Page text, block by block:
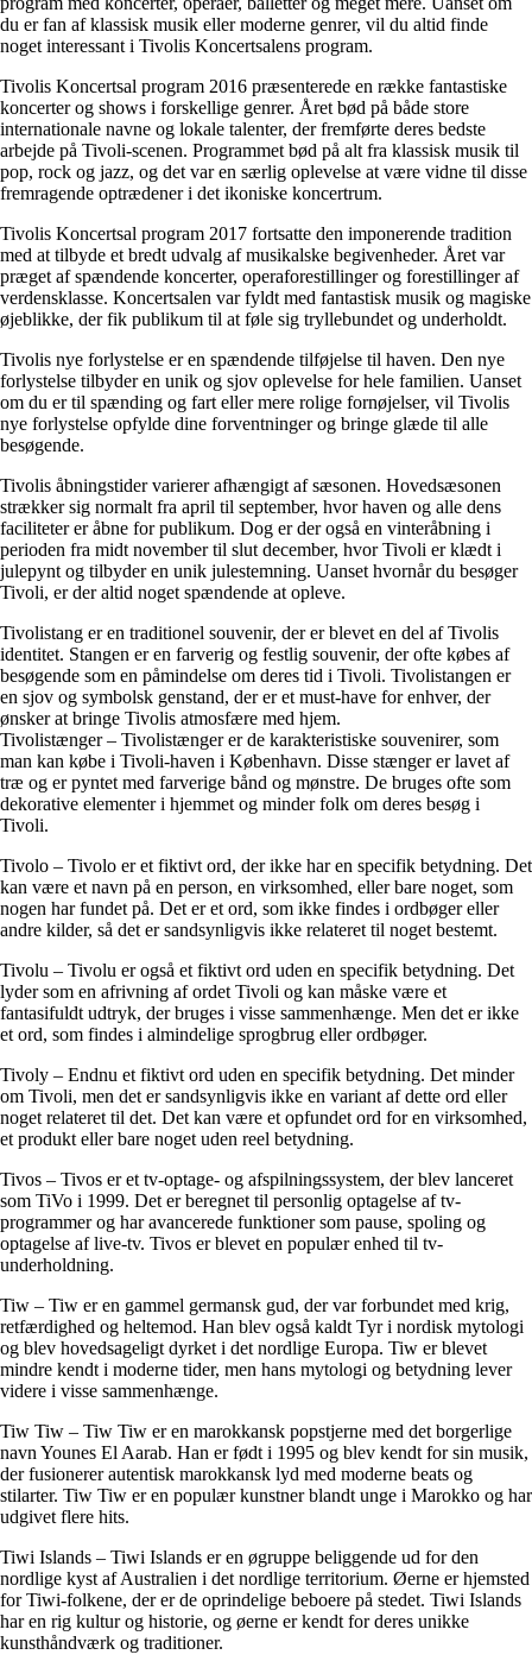
du er fan af klassisk musik eller moderne genrer, vil du altid finde
noget interessant i Tivolis Koncertsalens program.
Tivolis Koncertsal program 2016 præsenterede en række fantastiske
koncerter og shows i forskellige genrer. Året bød på både store
internationale navne og lokale talenter, der fremførte deres bedste
arbejde på Tivoli-scenen. Programmet bød på alt fra klassisk musik til
pop, rock og jazz, og det var en særlig oplevelse at være vidne til disse
fremragende optrædener i det ikoniske koncertrum.
Tivolis Koncertsal program 2017 fortsatte den imponerende tradition
med at tilbyde et bredt udvalg af musikalske begivenheder. Året var
præget af spændende koncerter, operaforestillinger og forestillinger af
verdensklasse. Koncertsalen var fyldt med fantastisk musik og magiske
øjeblikke, der fik publikum til at føle sig tryllebundet og underholdt.
Tivolis nye forlystelse er en spændende tilføjelse til haven. Den nye
forlystelse tilbyder en unik og sjov oplevelse for hele familien. Uanset
om du er til spænding og fart eller mere rolige fornøjelser, vil Tivolis
nye forlystelse opfylde dine forventninger og bringe glæde til alle
besøgende.
Tivolis åbningstider varierer afhængigt af sæsonen. Hovedsæsonen
strækker sig normalt fra april til september, hvor haven og alle dens
faciliteter er åbne for publikum. Dog er der også en vinteråbning i
perioden fra midt november til slut december, hvor Tivoli er klædt i
julepynt og tilbyder en unik julestemning. Uanset hvornår du besøger
Tivoli, er der altid noget spændende at opleve.
Tivolistang er en traditionel souvenir, der er blevet en del af Tivolis
identitet. Stangen er en farverig og festlig souvenir, der ofte købes af
besøgende som en påmindelse om deres tid i Tivoli. Tivolistangen er
en sjov og symbolsk genstand, der er et must-have for enhver, der
ønsker at bringe Tivolis atmosfære med hjem.
Tivolistænger – Tivolistænger er de karakteristiske souvenirer, som
man kan købe i Tivoli-haven i København. Disse stænger er lavet af
træ og er pyntet med farverige bånd og mønstre. De bruges ofte som
dekorative elementer i hjemmet og minder folk om deres besøg i
Tivoli.
Tivolo – Tivolo er et fiktivt ord, der ikke har en specifik betydning. Det
kan være et navn på en person, en virksomhed, eller bare noget, som
nogen har fundet på. Det er et ord, som ikke findes i ordbøger eller
andre kilder, så det er sandsynligvis ikke relateret til noget bestemt.
Tivolu – Tivolu er også et fiktivt ord uden en specifik betydning. Det
lyder som en afrivning af ordet Tivoli og kan måske være et
fantasifuldt udtryk, der bruges i visse sammenhænge. Men det er ikke
et ord, som findes i almindelige sprogbrug eller ordbøger.
Tivoly – Endnu et fiktivt ord uden en specifik betydning. Det minder
om Tivoli, men det er sandsynligvis ikke en variant af dette ord eller
noget relateret til det. Det kan være et opfundet ord for en virksomhed,
et produkt eller bare noget uden reel betydning.
Tivos – Tivos er et tv-optage- og afspilningssystem, der blev lanceret
som TiVo i 1999. Det er beregnet til personlig optagelse af tv-
programmer og har avancerede funktioner som pause, spoling og
optagelse af live-tv. Tivos er blevet en populær enhed til tv-
underholdning.
Tiw – Tiw er en gammel germansk gud, der var forbundet med krig,
retfærdighed og heltemod. Han blev også kaldt Tyr i nordisk mytologi
og blev hovedsageligt dyrket i det nordlige Europa. Tiw er blevet
mindre kendt i moderne tider, men hans mytologi og betydning lever
videre i visse sammenhænge.
Tiw Tiw – Tiw Tiw er en marokkansk popstjerne med det borgerlige
navn Younes El Aarab. Han er født i 1995 og blev kendt for sin musik,
der fusionerer autentisk marokkansk lyd med moderne beats og
stilarter. Tiw Tiw er en populær kunstner blandt unge i Marokko og har
udgivet flere hits.
Tiwi Islands – Tiwi Islands er en øgruppe beliggende ud for den
nordlige kyst af Australien i det nordlige territorium. Øerne er hjemsted
for Tiwi-folkene, der er de oprindelige beboere på stedet. Tiwi Islands
har en rig kultur og historie, og øerne er kendt for deres unikke
kunsthåndværk og traditioner.